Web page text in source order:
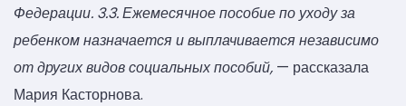
Федерации. 3.3. Ежемесячное пособие по уходу за
ребенком назначается и выплачивается независимо
от других видов социальных пособий, — рассказала
Мария Касторнова.